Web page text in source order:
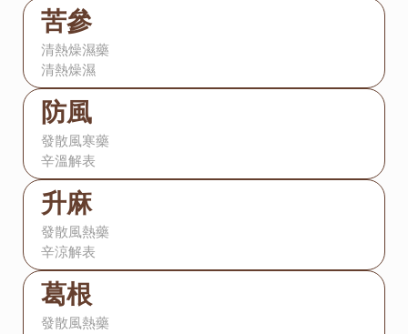
苦參
清熱燥濕藥
清熱燥濕
防風
發散風寒藥
辛溫解表
升麻
發散風熱藥
辛涼解表
葛根
發散風熱藥